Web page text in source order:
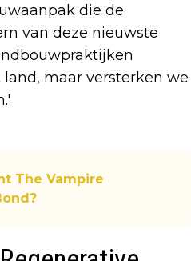
die de
van deze nieuwste
maar versterken we
The Vampire